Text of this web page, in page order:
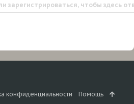
зарегистрироваться, чтобы здесь
конфиденциальности Помощь